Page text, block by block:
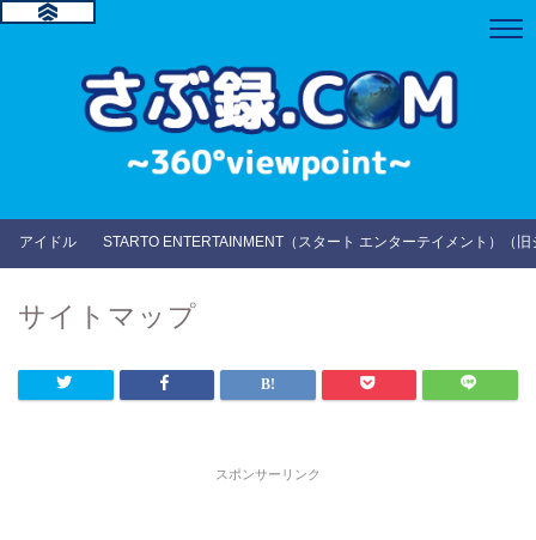
アイドル STARTO ENTERTAINMENT（スタート エンターテイメント）（
サイトマップ
スポンサーリンク